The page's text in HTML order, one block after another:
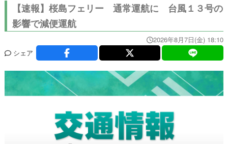
【速報】桜島フェリー 通常運航に 台風１３号の
影響で減便運航
2026年8月7日(金) 18:10
シェア